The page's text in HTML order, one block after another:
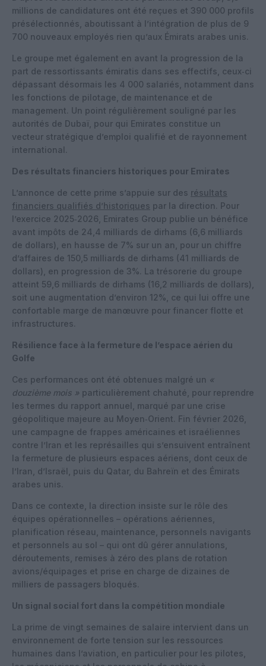
millions de candidatures ont été reçues et 390 000 profils
présélectionnés, aboutissant à l’intégration de plus de 9
700 nouveaux employés rien qu’aux Émirats arabes unis.
Le groupe met également en avant la progression de la
part de ressortissants émiratis dans ses effectifs, ceux‑ci
dépassant désormais les 4 000 salariés, notamment dans
les fonctions de pilotage, de maintenance et de
management. Un point régulièrement souligné par les
autorités de Dubaï, pour qui Emirates constitue un
vecteur stratégique d’emploi qualifié et de rayonnement
international.
Des résultats financiers historiques pour Emirates
L’annonce de cette prime s’appuie sur des résultats
financiers qualifiés d’historiques par la direction. Pour
l’exercice 2025‑2026, Emirates Group publie un bénéfice
avant impôts de 24,4 milliards de dirhams (6,6 milliards
de dollars), en hausse de 7% sur un an, pour un chiffre
d’affaires de 150,5 milliards de dirhams (41 milliards de
dollars), en progression de 3%. La trésorerie du groupe
atteint 59,6 milliards de dirhams (16,2 milliards de dollars),
soit une augmentation d’environ 12%, ce qui lui offre une
confortable marge de manœuvre pour financer flotte et
infrastructures.
Résilience face à la fermeture de l’espace aérien du
Golfe
Ces performances ont été obtenues malgré un «
douzième mois » particulièrement chahuté, pour reprendre
les termes du rapport annuel, marqué par une crise
géopolitique majeure au Moyen‑Orient. Fin février 2026,
une campagne de frappes américaines et israéliennes
contre l’Iran et les représailles qui s’ensuivent entraînent
la fermeture de plusieurs espaces aériens, dont ceux de
l’Iran, d’Israël, puis du Qatar, du Bahreïn et des Émirats
arabes unis.
Dans ce contexte, la direction insiste sur le rôle des
équipes opérationnelles – opérations aériennes,
planification réseau, maintenance, personnels navigants
et personnels au sol – qui ont dû gérer annulations,
déroutements, remises à zéro des plans de rotation
avions/équipages et prise en charge de dizaines de
milliers de passagers bloqués.
Un signal social fort dans la compétition mondiale
La prime de vingt semaines de salaire intervient dans un
environnement de forte tension sur les ressources
humaines dans l’aviation, en particulier pour les pilotes,